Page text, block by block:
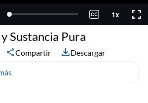
Sustancia Pura
Compartir Descargar